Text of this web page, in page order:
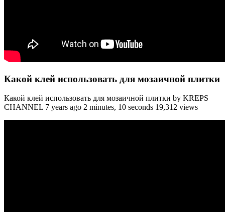
Какой клей использовать для мозаичной плитки
Какой клей использовать для мозаичной плитки by KREPS
CHANNEL 7 years ago 2 minutes, 10 seconds 19,312 views